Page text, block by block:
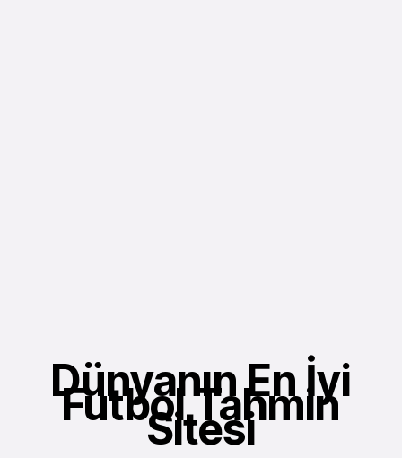
Dünyanın En İyi
Futbol Tahmin
Sitesi